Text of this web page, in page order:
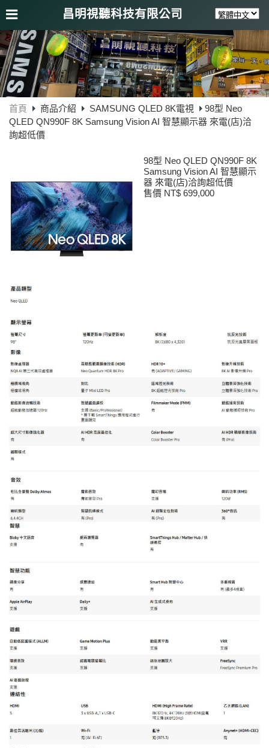
昌明視聽科技有限公司
首頁 商品介紹 SAMSUNG QLED 8K電視
98型 Neo
QLED QN990F 8K Samsung Vision AI 智慧顯示器 來電(店)洽
詢超低價
98型 Neo QLED QN990F 8K
Samsung Vision AI 智慧顯示
器 來電(店)洽詢超低價
售價 NT$ 699,000